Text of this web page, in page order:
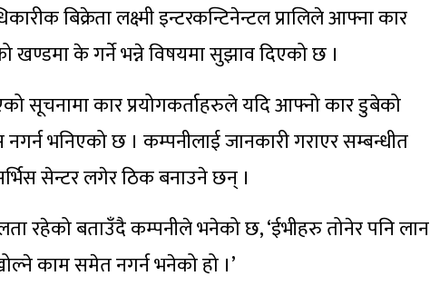
बिक्रेता लक्ष्मी इन्टरकन्टिनेन्टल प्रालिले आफ्ना कार
खण्डमा के गर्ने भन्ने विषयमा सुझाव दिएको छ ।
सूचनामा कार प्रयोगकर्ताहरुले यदि आफ्नो कार डुबेको
नगर्न भनिएको छ । कम्पनीलाई जानकारी गराएर सम्बन्धीत
सेन्टर लगेर ठिक बनाउने छन् ।
रहेको बताउँदै कम्पनीले भनेको छ, ‘ईभीहरु तोनेर पनि लान
काम समेत नगर्न भनेको हो ।’